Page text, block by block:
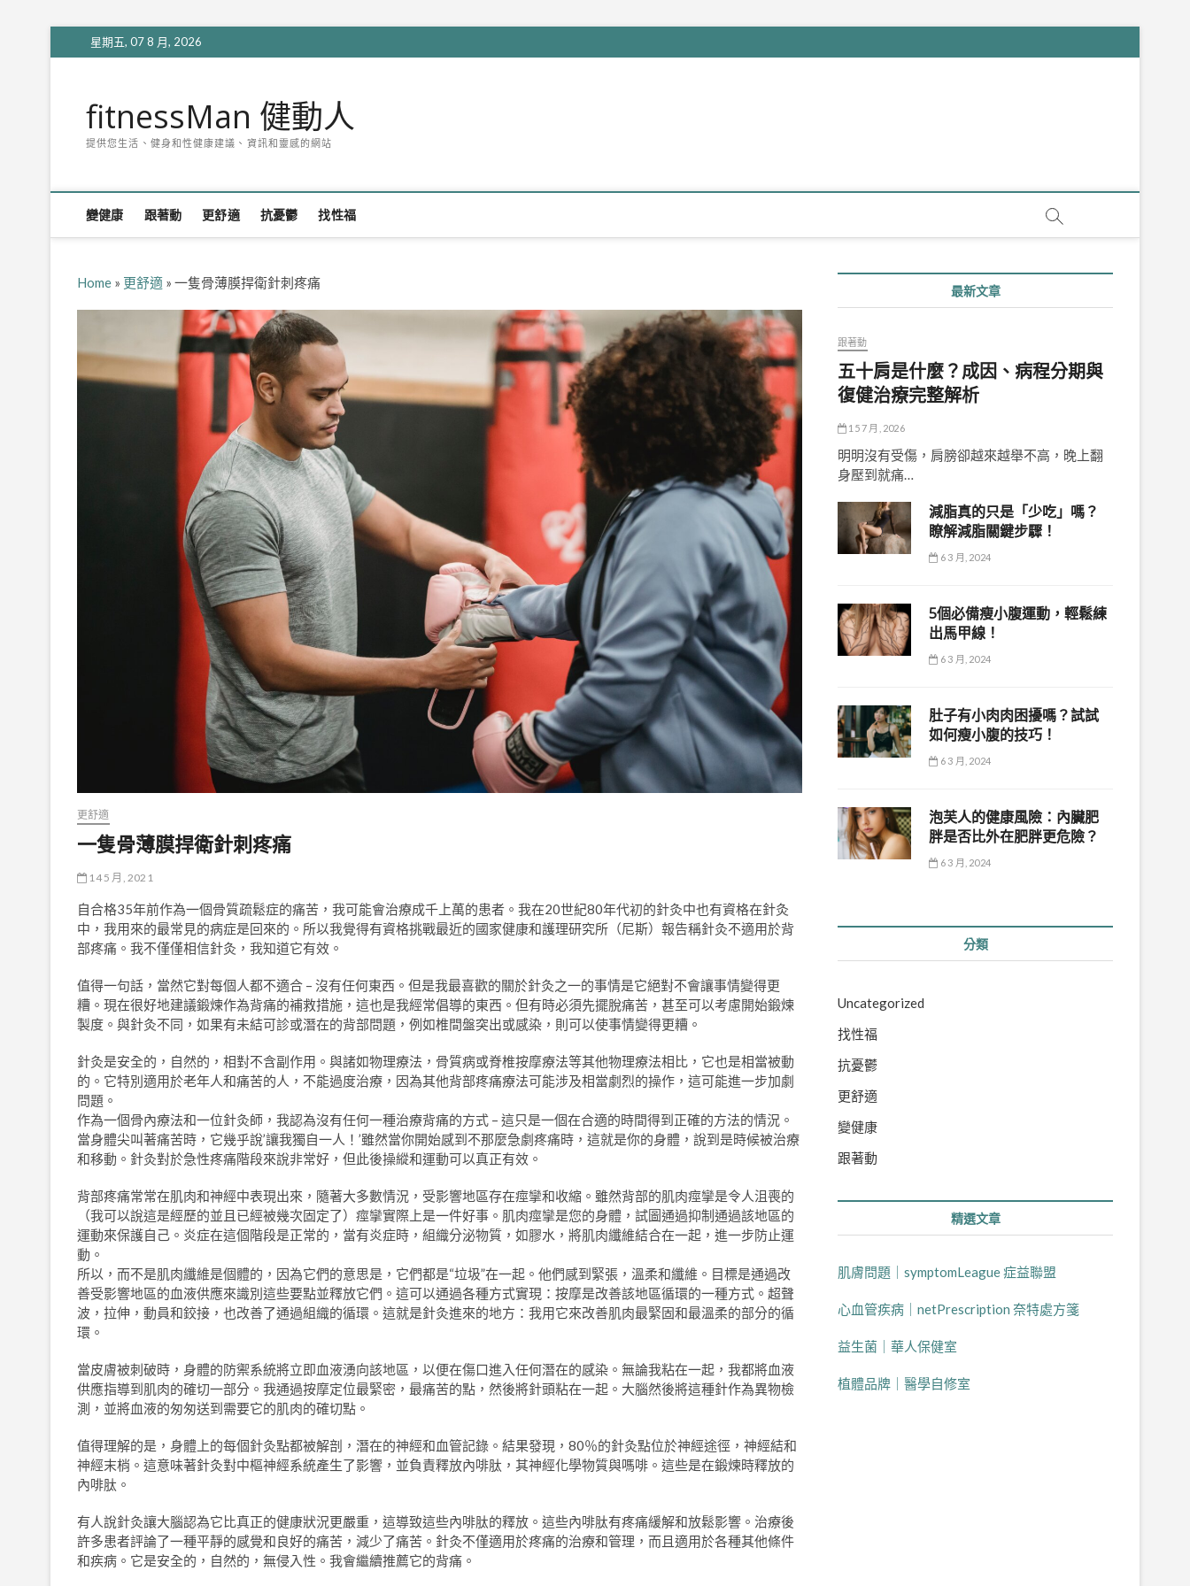
to
星期五, 07 8 月, 2026
fitnessMan 健動人
提供您生活、健身和性健康建議、資訊和靈感的網站
變健康 跟著動 更舒適 抗憂鬱 找性福
Home » 更舒適 » 一隻骨薄膜捍衛針刺疼痛
更舒適
一隻骨薄膜捍衛針刺疼痛
14 5 月, 2021
自合格35年前作為一個骨質疏鬆症的痛苦，我可能會治療成千上萬的患者。我在20世紀80年代初的針灸中也有資格在針灸
中，我用來的最常見的病症是回來的。所以我覺得有資格挑戰最近的國家健康和護理研究所（尼斯）報告稱針灸不適用於背
部疼痛。我不僅僅相信針灸，我知道它有效。
值得一句話，當然它對每個人都不適合 – 沒有任何東西。但是我最喜歡的關於針灸之一的事情是它絕對不會讓事情變得更
糟。現在很好地建議鍛煉作為背痛的補救措施，這也是我經常倡導的東西。但有時必須先擺脫痛苦，甚至可以考慮開始鍛煉
製度。與針灸不同，如果有未結可診或潛在的背部問題，例如椎間盤突出或感染，則可以使事情變得更糟。
針灸是安全的，自然的，相對不含副作用。與諸如物理療法，骨質病或脊椎按摩療法等其他物理療法相比，它也是相當被動
的。它特別適用於老年人和痛苦的人，不能過度治療，因為其他背部疼痛療法可能涉及相當劇烈的操作，這可能進一步加劇
問題。
作為一個骨內療法和一位針灸師，我認為沒有任何一種治療背痛的方式 – 這只是一個在合適的時間得到正確的方法的情況。
當身體尖叫著痛苦時，它幾乎說’讓我獨自一人！’雖然當你開始感到不那麼急劇疼痛時，這就是你的身體，說到是時候被治療
和移動。針灸對於急性疼痛階段來說非常好，但此後操縱和運動可以真正有效。
背部疼痛常常在肌肉和神經中表現出來，隨著大多數情況，受影響地區存在痙攣和收縮。雖然背部的肌肉痙攣是令人沮喪的
（我可以說這是經歷的並且已經被幾次固定了）痙攣實際上是一件好事。肌肉痙攣是您的身體，試圖通過抑制通過該地區的
運動來保護自己。炎症在這個階段是正常的，當有炎症時，組織分泌物質，如膠水，將肌肉纖維結合在一起，進一步防止運
動。
所以，而不是肌肉纖維是個體的，因為它們的意思是，它們都是“垃圾”在一起。他們感到緊張，溫柔和纖維。目標是通過改
善受影響地區的血液供應來識別這些要點並釋放它們。這可以通過各種方式實現：按摩是改善該地區循環的一種方式。超聲
波，拉伸，動員和鉸接，也改善了通過組織的循環。這就是針灸進來的地方：我用它來改善肌肉最緊固和最溫柔的部分的循
環。
當皮膚被刺破時，身體的防禦系統將立即血液湧向該地區，以便在傷口進入任何潛在的感染。無論我粘在一起，我都將血液
供應指導到肌肉的確切一部分。我通過按摩定位最緊密，最痛苦的點，然後將針頭粘在一起。大腦然後將這種針作為異物檢
測，並將血液的匆匆送到需要它的肌肉的確切點。
值得理解的是，身體上的每個針灸點都被解剖，潛在的神經和血管記錄。結果發現，80％的針灸點位於神經途徑，神經結和
神經末梢。這意味著針灸對中樞神經系統產生了影響，並負責釋放內啡肽，其神經化學物質與嗎啡。這些是在鍛煉時釋放的
內啡肽。
有人說針灸讓大腦認為它比真正的健康狀況更嚴重，這導致這些內啡肽的釋放。這些內啡肽有疼痛緩解和放鬆影響。治療後
許多患者評論了一種平靜的感覺和良好的痛苦，減少了痛苦。針灸不僅適用於疼痛的治療和管理，而且適用於各種其他條件
和疾病。它是安全的，自然的，無侵入性。我會繼續推薦它的背痛。
最新文章
跟著動
五十肩是什麼？成因、病程分期與
復健治療完整解析
15 7 月, 2026
明明沒有受傷，肩膀卻越來越舉不高，晚上翻
身壓到就痛…
減脂真的只是「少吃」嗎？
瞭解減脂關鍵步驟！
6 3 月, 2024
5個必備瘦小腹運動，輕鬆練
出馬甲線！
6 3 月, 2024
肚子有小肉肉困擾嗎？試試
如何瘦小腹的技巧！
6 3 月, 2024
泡芙人的健康風險：內臟肥
胖是否比外在肥胖更危險？
6 3 月, 2024
分類
Uncategorized
找性福
抗憂鬱
更舒適
變健康
跟著動
精選文章
肌膚問題｜symptomLeague 症益聯盟
心血管疾病｜netPrescription 奈特處方箋
益生菌｜華人保健室
植體品牌｜醫學自修室